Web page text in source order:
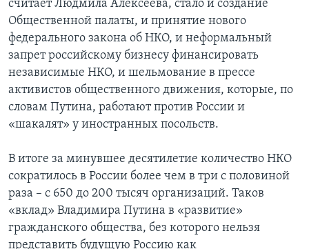
считает Людмила Алексеева, стало и создание
Общественной палаты, и принятие нового
федерального закона об НКО, и неформальный
запрет российскому бизнесу финансировать
независимые НКО, и шельмование в прессе
активистов общественного движения, которые, по
словам Путина, работают против России и
«шакалят» у иностранных посольств.
В итоге за минувшее десятилетие количество НКО
сократилось в России более чем в три с половиной
раза – с 650 до 200 тысяч организаций. Таков
«вклад» Владимира Путина в «развитие»
гражданского общества, без которого нельзя
представить будущую Россию как